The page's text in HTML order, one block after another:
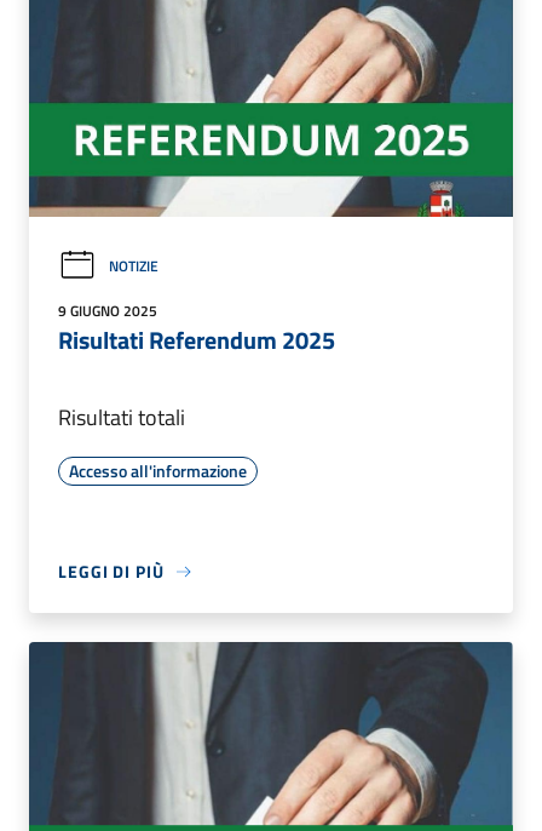
NOTIZIE
9 GIUGNO 2025
Risultati Referendum 2025
Risultati totali
Accesso all'informazione
LEGGI DI PIÙ